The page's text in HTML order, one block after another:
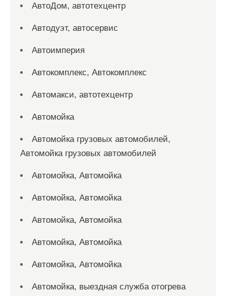
АвтоДом, автотехцентр
Автодуэт, автосервис
Автоимперия
Автокомплекс, Автокомплекс
Автомакси, автотехцентр
Автомойка
Автомойка грузовых автомобилей,
Автомойка грузовых автомобилей
Автомойка, Автомойка
Автомойка, Автомойка
Автомойка, Автомойка
Автомойка, Автомойка
Автомойка, Автомойка
Автомойка, выездная служба отогрева